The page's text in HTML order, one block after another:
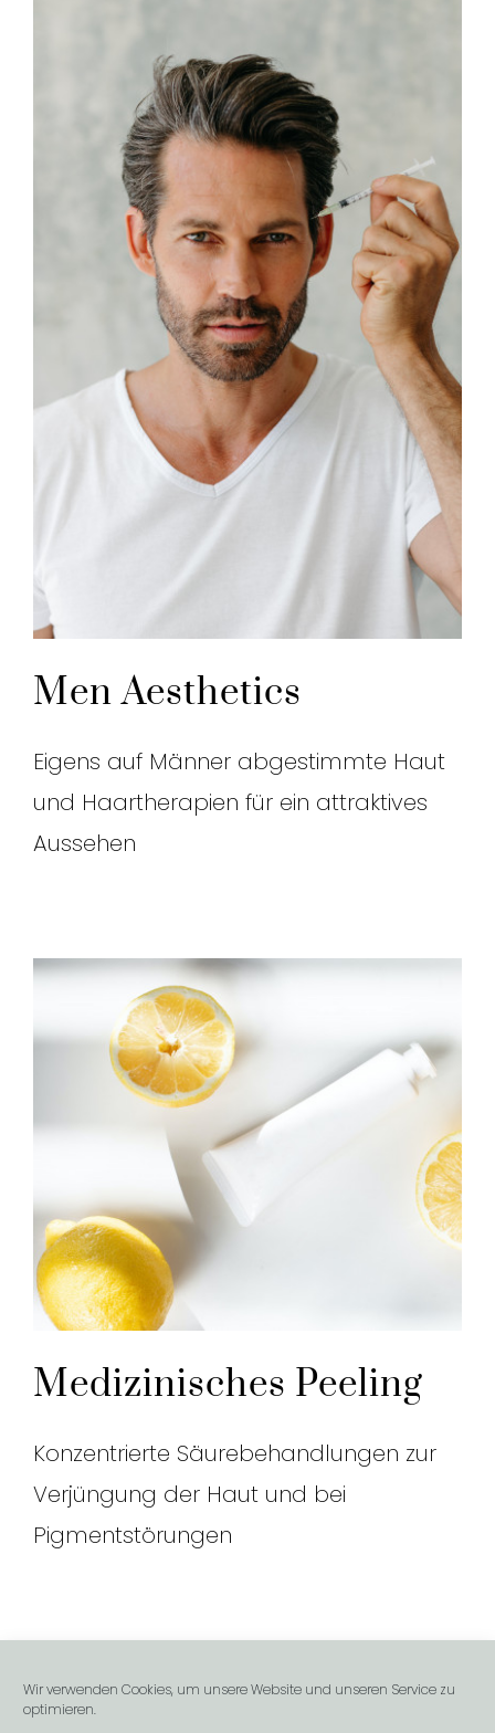
Wir verwenden Cookies, um unsere Website und unseren Service zu
optimieren.
Men Aesthetics
Eigens auf Männer abgestimmte Haut
und Haartherapien für ein attraktives
Aussehen
Medizinisches Peeling
Konzentrierte Säurebehandlungen zur
Verjüngung der Haut und bei
Pigmentstörungen
© Copyright 2018 - 2026 | Maria Klar aesthetics